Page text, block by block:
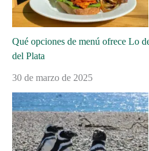
Qué opciones de menú ofrece Lo
del Plata
30 de marzo de 2025